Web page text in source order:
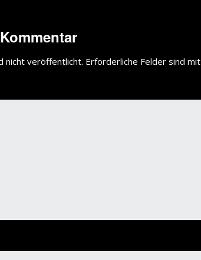
nicht veröffentlicht. Erforderliche Felder sind mit